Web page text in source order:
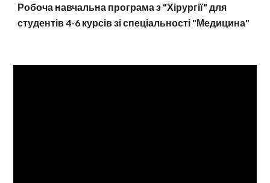
Робоча навчальна програма з "Хірургії" для
студентів 4-6 курсів зі спеціальності "Медицина"